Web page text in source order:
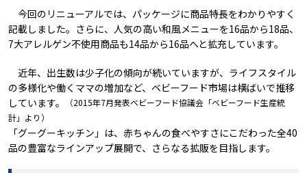
今回のリニューアルでは、パッケージに商品特長をわかりやすく
記載しました。さらに、人気の高い和風メニューを16品から18品、
7大アレルゲン不使用商品も14品から16品へと拡充しています。
近年、出生数は少子化の傾向が続いていますが、ライフスタイル
の多様化や働くママの増加など、ベビーフード市場は横ばいで推移
しています。
（2015年7月発表ベビーフード協議会「ベビーフード生産統
計」より）
「グーグーキッチン」は、赤ちゃんの食べやすさにこだわった全40
品の豊富なラインアップ展開で、さらなる拡販を目指します。